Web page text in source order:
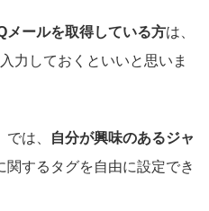
メールを取得している方は、
力しておくといいと思いま
は、
自分が興味のあるジャ
関するタグを自由に設定でき